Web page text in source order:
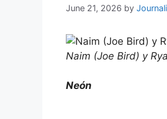
June 21, 2026 by
Naim (Joe Bird) y
Neón